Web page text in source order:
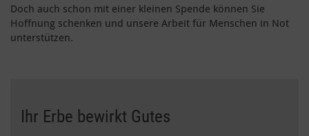
Doch auch schon mit einer kleinen Spende können Sie
Hoffnung schenken und unsere Arbeit für Menschen in Not
unterstützen.
Ihr Erbe bewirkt Gutes